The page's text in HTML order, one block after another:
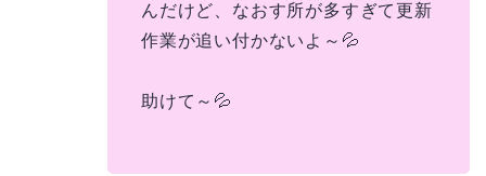
んだけど、なおす所が多すぎて更新
作業が追い付かないよ～💦
助けて～💦